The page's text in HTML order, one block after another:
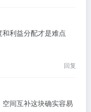
利益分配才是难点
回复
间互补这块确实容易